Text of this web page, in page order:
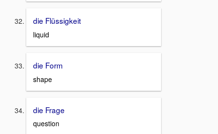
die Flüssigkeit
liquid
die Form
shape
die Frage
question